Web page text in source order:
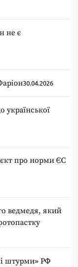
не є
30.04.2026
української
про норми ЄС
ведмедя, який
штурми» РФ